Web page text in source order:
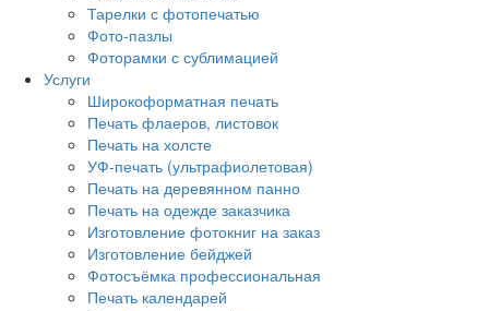
Тарелки с фотопечатью
Фото-пазлы
Фоторамки с сублимацией
Услуги
Широкоформатная печать
Печать флаеров, листовок
Печать на холсте
УФ-печать (ультрафиолетовая)
Печать на деревянном панно
Печать на одежде заказчика
Изготовление фотокниг на заказ
Изготовление бейджей
Фотосъёмка профессиональная
Печать календарей